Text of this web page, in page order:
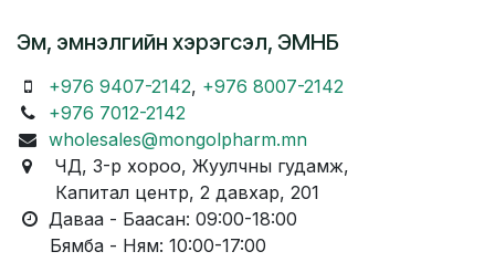
Эм, эмнэлгийн хэрэгсэл, ЭМНБ
+976 9407-2142, +976 8007-2142
+976 7012-2142
wholesales@mongolpharm.mn
ЧД, 3-р хороо, Жуулчны гудамж,
Капитал центр, 2 давхар, 201
Даваа - Баасан: 09:00-18:00
Бямба - Ням: 10:00-17:00